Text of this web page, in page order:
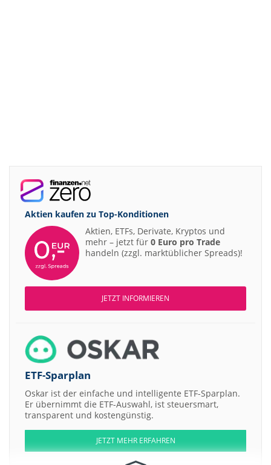
Aktien kaufen zu Top-Konditionen
Aktien, ETFs, Derivate, Kryptos und
mehr – jetzt für 0 Euro pro Trade
handeln (zzgl. marktüblicher Spreads)!
JETZT INFORMIEREN
ETF-Sparplan
Oskar ist der einfache und intelligente ETF-Sparplan.
Er übernimmt die ETF-Auswahl, ist steuersmart,
transparent und kostengünstig.
JETZT MEHR ERFAHREN